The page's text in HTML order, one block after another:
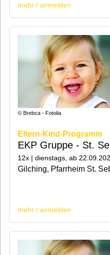
mehr / anmelden
© Brebca - Fotolia
Eltern-Kind-Programm
EKP Gruppe - St.
12x | dienstags, ab
Gilching, Pfarrheim St.
mehr / anmelden